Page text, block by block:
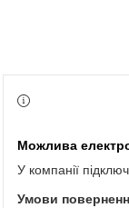
У компанії